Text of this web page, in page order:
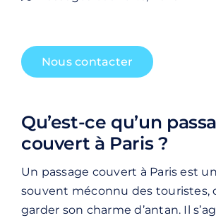
Nous contacter
Qu’est-ce qu’un
couvert à Paris ?
Un passage couvert à Paris est
souvent méconnu des touristes,
garder son charme d’antan. Il